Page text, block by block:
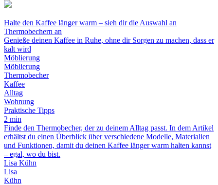
Halte den Kaffee länger warm – sieh dir die Auswahl an
Thermobechern an
Genieße deinen Kaffee in Ruhe, ohne dir Sorgen zu machen, dass er
kalt wird
Möblierung
Möblierung
Thermobecher
Kaffee
Alltag
Wohnung
Praktische Tipps
2 min
Finde den Thermobecher, der zu deinem Alltag passt. In dem Artikel
erhältst du einen Überblick über verschiedene Modelle, Materialien
und Funktionen, damit du deinen Kaffee länger warm halten kannst
– egal, wo du bist.
Lisa Kühn
Lisa
Kühn